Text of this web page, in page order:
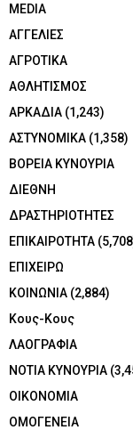
MEDIA
ΑΓΓΕΛΙΕΣ
ΑΓΡΟΤΙΚΑ
ΑΘΛΗΤΙΣΜΟΣ
ΑΡΚΑΔΙΑ (1,243)
ΑΣΤΥΝΟΜΙΚΑ (1,358)
ΒΟΡΕΙΑ ΚΥΝΟΥΡΙΑ
ΔΙΕΘΝΗ
ΔΡΑΣΤΗΡΙΟΤΗΤΕΣ
ΕΠΙΚΑΙΡΟΤΗΤΑ
ΕΠΙΧΕΙΡΩ
ΚΟΙΝΩΝΙΑ (2,884)
Κους-Κους
ΛΑΟΓΡΑΦΙΑ
ΝΟΤΙΑ ΚΥΝΟΥΡΙΑ
ΟΙΚΟΝΟΜΙΑ
ΟΜΟΓΕΝΕΙΑ